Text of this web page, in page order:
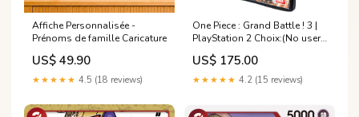
Affiche Personnalisée -
Prénoms de famille Caricature
US$ 49.90
★★★★★ 4.5 (18 reviews)
One Piece : Grand Battle ! 3 |
PlayStation 2 Choix:(No user
Manual) #G711
US$ 175.00
★★★★★ 4.2 (15 reviews)